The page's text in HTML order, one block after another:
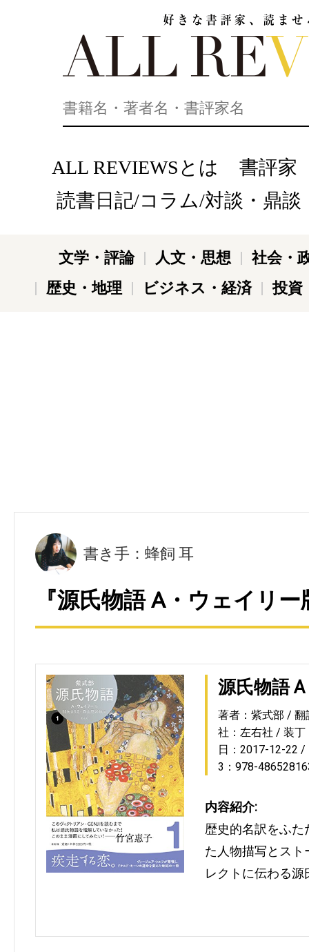
ALL REVIEWSとは
書評家
読書日記/コラム/対談・鼎談
文学・評論 人文・思想
社会・
歴史・地理
ビジネス・経済 投資
書き手：蜂飼 耳
『源氏物語 A・ウェイリ
源氏物語
著者：紫式部
翻
社：左右社
装丁
日：2017-12-22
3：978-
内容紹介:
歴史的名訳をふ
た人物描写とス
レクトに伝わる